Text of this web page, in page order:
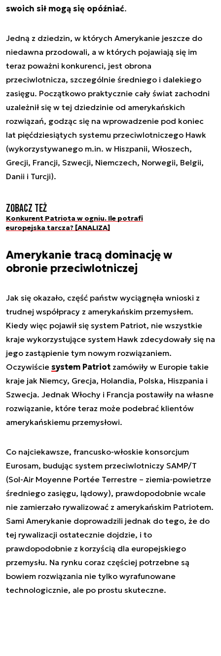
swoich sił mogą się opóźniać.
Jedną z dziedzin, w których Amerykanie jeszcze do
niedawna przodowali, a w których pojawiają się im
teraz poważni konkurenci, jest obrona
przeciwlotnicza, szczególnie średniego i dalekiego
zasięgu. Początkowo praktycznie cały świat zachodni
uzależnił się w tej dziedzinie od amerykańskich
rozwiązań, godząc się na wprowadzenie pod koniec
lat pięćdziesiątych systemu przeciwlotniczego Hawk
(wykorzystywanego m.in. w Hiszpanii, Włoszech,
Grecji, Francji, Szwecji, Niemczech, Norwegii, Belgii,
Danii i Turcji).
Zobacz też
Konkurent Patriota w ogniu. Ile potrafi
europejska tarcza? [ANALIZA]
Amerykanie tracą dominację w
obronie przeciwlotniczej
Jak się okazało, część państw wyciągnęła wnioski z
trudnej współpracy z amerykańskim przemysłem.
Kiedy więc pojawił się system Patriot, nie wszystkie
kraje wykorzystujące system Hawk zdecydowały się na
jego zastąpienie tym nowym rozwiązaniem.
Oczywiście system Patriot zamówiły w Europie takie
kraje jak Niemcy, Grecja, Holandia, Polska, Hiszpania i
Szwecja. Jednak Włochy i Francja postawiły na własne
rozwiązanie, które teraz może podebrać klientów
amerykańskiemu przemysłowi.
Co najciekawsze, francusko-włoskie konsorcjum
Eurosam, budując system przeciwlotniczy SAMP/T
(Sol-Air Moyenne Portée Terrestre – ziemia-powietrze
średniego zasięgu, lądowy), prawdopodobnie wcale
nie zamierzało rywalizować z amerykańskim Patriotem.
Sami Amerykanie doprowadzili jednak do tego, że do
tej rywalizacji ostatecznie dojdzie, i to
prawdopodobnie z korzyścią dla europejskiego
przemysłu. Na rynku coraz częściej potrzebne są
bowiem rozwiązania nie tylko wyrafunowane
technologicznie, ale po prostu skuteczne.